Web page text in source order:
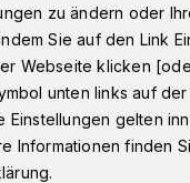
zu ändern oder
Sie auf den Link
Webseite klicken
unten links auf
Einstellungen gelten
Informationen finden